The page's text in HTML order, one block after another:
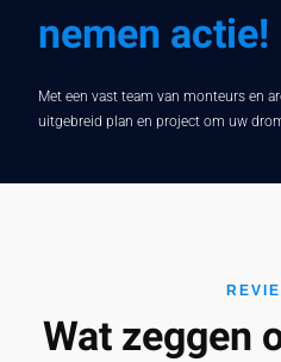
nemen actie!
Met een vast team van monteurs en
uitgebreid plan en project om uw
Wat zeggen